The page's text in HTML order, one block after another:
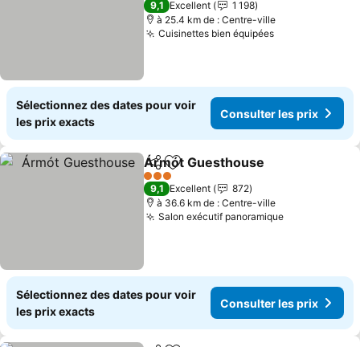
Consulter les prix
9,1 Excellent
1 198
à 25.4 km de : Centre-ville
Cuisinettes bien équipéesConsulter les
Sélectionnez des dates pour voir
les prix exacts
Consulter les prix
PartagerAjouter à mes favoris
Ármót Guesthouse
3 Étoiles
9,1 Excellent
872
à 36.6 km de : Centre-ville
Salon exécutif panoramiqueConsulter
Sélectionnez des dates pour voir
les prix exacts
Consulter les prix